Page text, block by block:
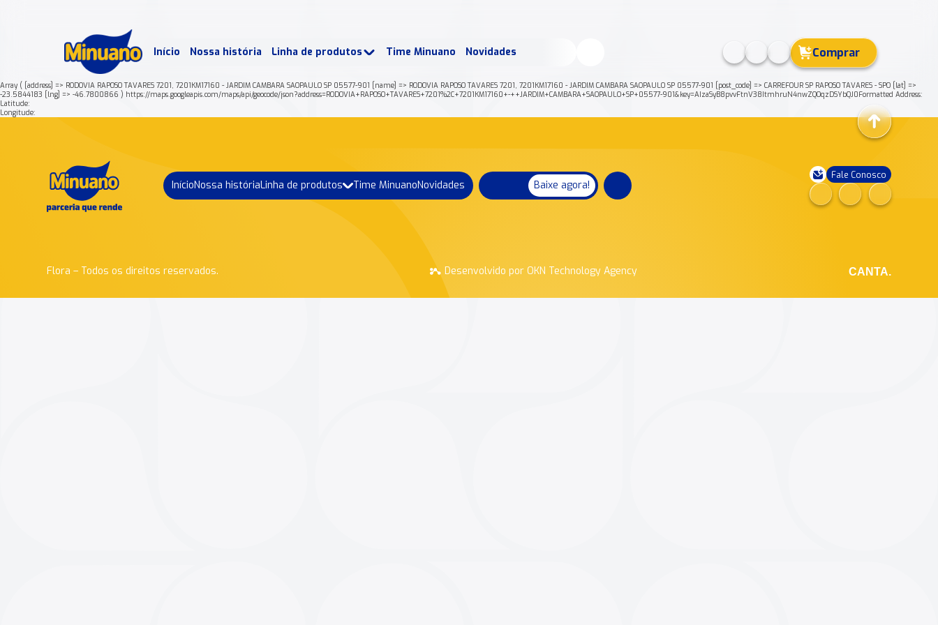
Início Nossa história Linha de produtos Time Minuano Novidades Comprar
Array ( [address] => RODOVIA RAPOSO TAVARES 7201, 7201KM17160 - JARDIM CAMBARA SAOPAULO SP 05577-901 [name] => RODOVIA RAPOSO TAVARES 7201, 7201KM17160 - JARDIM CAMBARA SAOPAULO SP 05577-901 [post_code] => CARREFOUR SP RAPOSO TAVARES - SPO [lat] =>
-23.5844183 [lng] => -46.7800866 ) https://maps.googleapis.com/maps/api/geocode/json?address=RODOVIA+RAPOSO+TAVARES+7201%2C+7201KM17160+-++JARDIM+CAMBARA+SAOPAULO+SP+05577-901&key=AIzaSyB8pvvFtnV38ItmhruN4nwZQOqzDSYbQJ0Formatted Address:
Latitude:
Longitude:
InícioNossa históriaLinha de produtos Time MinuanoNovidades Baixe agora!
Fale Conosco
Flora – Todos os direitos reservados. Desenvolvido por OKN Technology Agency CANTA.